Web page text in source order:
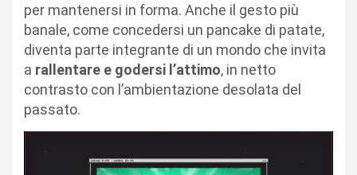
per mantenersi in forma. Anche il gesto più
banale, come concedersi un pancake di patate,
diventa parte integrante di un mondo che invita
a rallentare e godersi l’attimo, in netto
contrasto con l’ambientazione desolata del
passato.